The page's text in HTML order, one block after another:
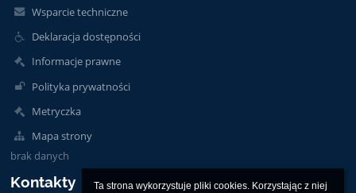
Ta strona wykorzystuje pliki cookies. Korzystając z niej
Wsparcie techniczne
Deklaracja dostępności
Informacje prawne
Polityka prywatności
Metryczka
Mapa strony
brak danych
Kontakty